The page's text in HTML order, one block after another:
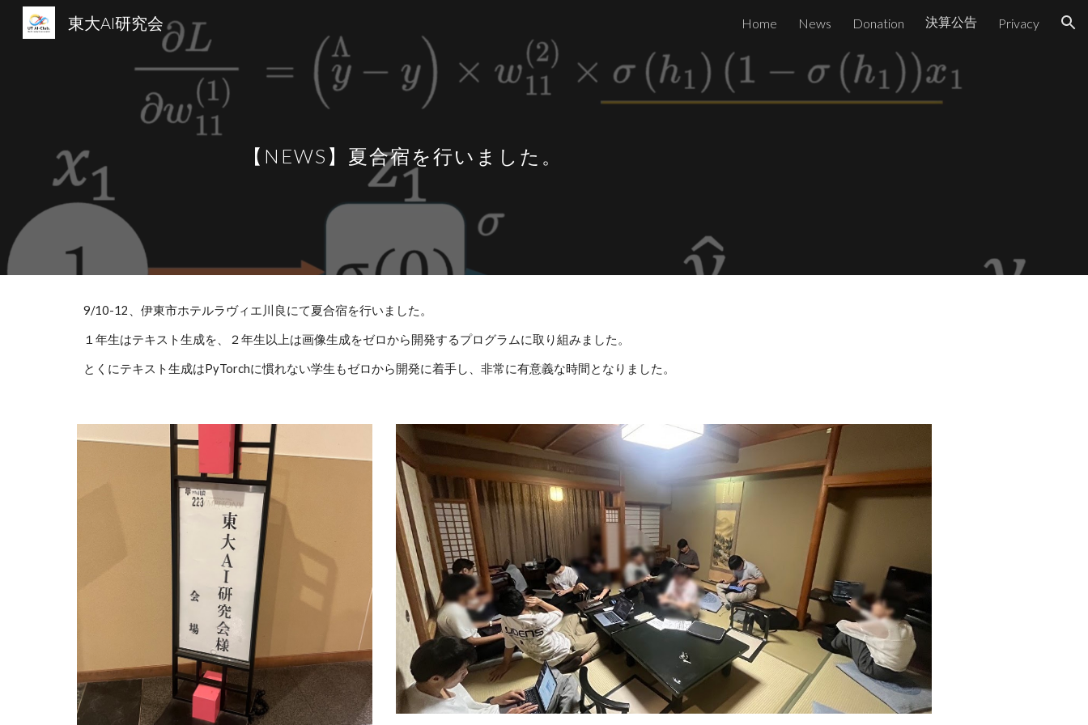
東大AI研究会 Home News Donation 決算公告 Privacy
【NEWS】夏合宿を行いました。
9/10-12、伊東市ホテルラヴィエ川良にて夏合宿を行いました。
１年生はテキスト生成を、２年生以上は画像生成をゼロから開発するプログラムに取り組みました。
とくにテキスト生成はPyTorchに慣れない学生もゼロから開発に着手し、非常に有意義な時間となりました。